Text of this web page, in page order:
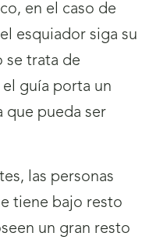
en el caso de
esquiador siga su
se trata de
guía porta un
que pueda ser
las personas
tiene bajo resto
un gran resto